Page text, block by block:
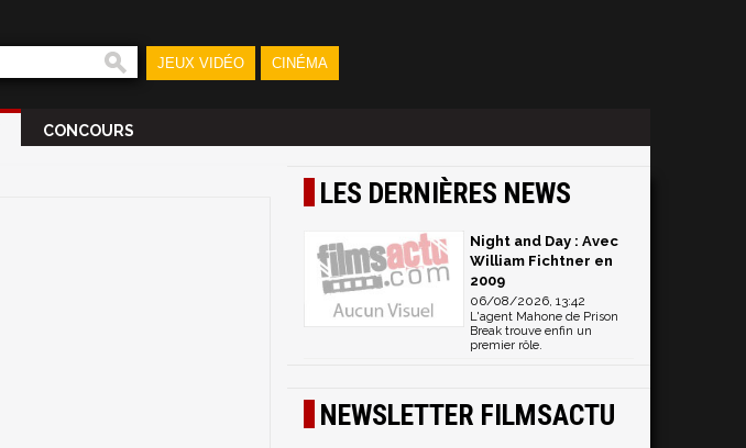
JEUX VIDÉO CINÉMA
CONCOURS
LES DERNIÈRES NEWS
Night and Day : Avec
William Fichtner en
2009
06/08/2026, 13:42
L'agent Mahone de Prison
Break trouve enfin un
premier rôle.
NEWSLETTER FILMSACTU